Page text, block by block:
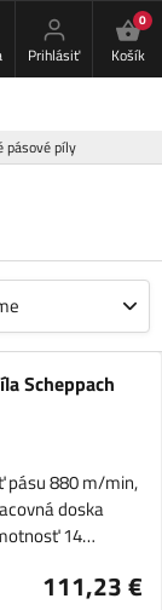
Prihlásiť
0
Košík
pásové píly
Scheppach
pásu 880 m/min,
doska
14…
111,23 €